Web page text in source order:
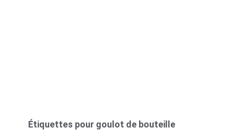
Étiquettes pour goulot de bouteille